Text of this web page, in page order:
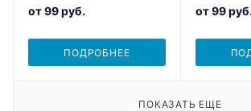
от99 руб.
ПОДРОБНЕЕ
от99 руб.
ПОКАЗАТЬ ЕЩЕ